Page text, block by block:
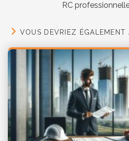
RC
VOUS DEVRIEZ ÉGALEMENT